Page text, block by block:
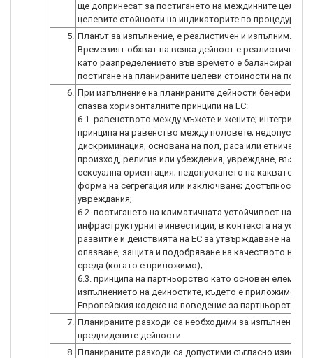
ще допринесат за постигането на междинните цели и
целевите стойности на индикаторите по процедурата.
5. Планът за изпълнение, е реалистичен и изпълним.
Времевият обхват на всяка дейност е реалистично
като разпределението във времето е балансирано с
постигане на планираните целеви стойности на
6. При изпълнение на планираните дейности
спазва хоризонталните принципи на ЕС:
6.1. равенството между мъжете и жените;
принципа на равенство между половете;
дискриминация, основана на пол, раса или етнически
произход, религия или убеждения, увреждане,
сексуална ориентация; недопускането на каквато и
форма на сегрегация или изключване; достъпност за
увреждания;
6.2. постигането на климатичната устойчивост на
инфраструктурните инвестиции, в контекста на
развитие и действията на ЕС за утвърждаване на
опазване, защита и подобряване на качеството на
среда (когато е приложимо);
6.3. принципа на партньорство като основен елемент
изпълнението на дейностите, където е приложимо,
Европейския кодекс на поведение за партньорство.
7. Планираните разходи са необходими за изпълнението
предвидените дейности.
8. Планираните разходи са допустими съгласно